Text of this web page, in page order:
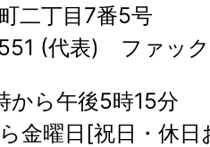
二丁目7番5号
(代表) ファッ
から午後5時15分
金曜日[祝日・休